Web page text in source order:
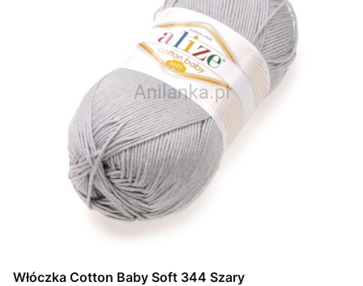
Włóczka Cotton Baby Soft 344 Szary